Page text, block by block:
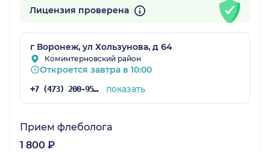
Лицензия проверена
г Воронеж, ул Хользунова, д 64
Коминтерновский район
Откроется завтра в 10:00
+7 (473) 200-95-76 показать
Прием флеболога
1 800 ₽